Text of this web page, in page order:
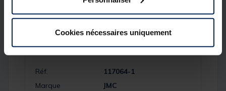
Cookies nécessaires uniquement
Spécifications
Réf.
117064-1
Marque
JMC